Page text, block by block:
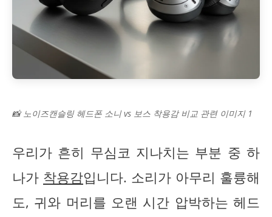
📸 노이즈캔슬링 헤드폰 소니 vs 보스 착용감 비교 관련 이미지 1
우리가 흔히 무심코 지나치는 부분 중 하
나가 착용감입니다. 소리가 아무리 훌륭해
도, 귀와 머리를 오랜 시간 압박하는 헤드